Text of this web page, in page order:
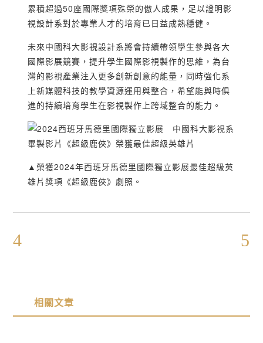
累積超過50座國際獎項殊榮的傲人成果，足以證明影
視設計系對於專業人才的培育已日益成熟穩健。
未來中國科大影視設計系將會持續帶領學生參與各大
國際影展競賽，提升學生國際影視製作的思維，為台
灣的影視產業注入更多創新創意的能量，同時強化系
上新媒體科技的教學資源運用與整合，希望能與時俱
進的持續培育學生在影視製作上跨域整合的能力。
▲榮獲2024年西班牙馬德里國際獨立影展最佳超級英
雄片獎項《超級鹿俠》劇照。
相關文章